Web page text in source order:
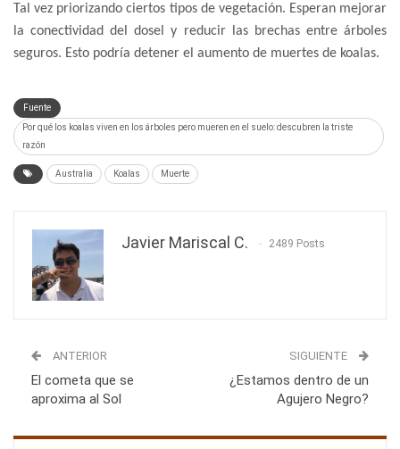
Tal vez priorizando ciertos tipos de vegetación. Esperan mejorar
la conectividad del dosel y reducir las brechas entre árboles
seguros. Esto podría detener el aumento de muertes de koalas.
Fuente
Por qué los koalas viven en los árboles pero mueren en el suelo: descubren la triste
razón
Australia Koalas Muerte
Javier Mariscal C. 2489 Posts
ANTERIOR
El cometa que se
aproxima al Sol
SIGUIENTE
¿Estamos dentro de un
Agujero Negro?